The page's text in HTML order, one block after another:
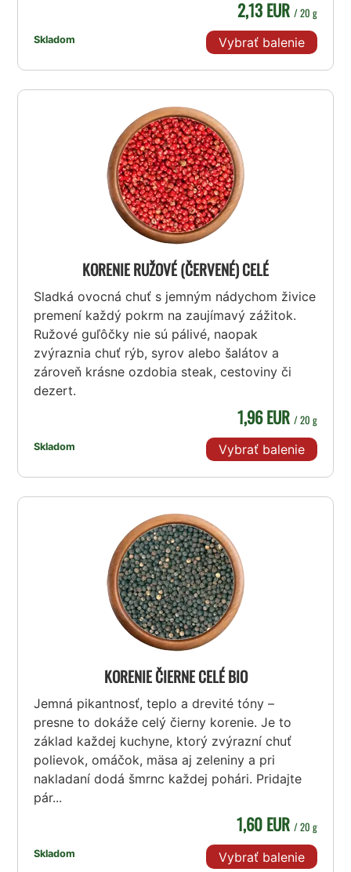
Skladom
2,13 EUR / 20 g
Vybrať balenie
KORENIE RUŽOVÉ (ČERVENÉ) CELÉ
Sladká ovocná chuť s jemným nádychom živice
premení každý pokrm na zaujímavý zážitok.
Ružové guľôčky nie sú pálivé, naopak
zvýraznia chuť rýb, syrov alebo šalátov a
zároveň krásne ozdobia steak, cestoviny či
dezert.
Skladom
1,96 EUR / 20 g
Vybrať balenie
KORENIE ČIERNE CELÉ BIO
Jemná pikantnosť, teplo a drevité tóny –
presne to dokáže celý čierny korenie. Je to
základ každej kuchyne, ktorý zvýrazní chuť
polievok, omáčok, mäsa aj zeleniny a pri
nakladaní dodá šmrnc každej pohári. Pridajte
pár...
Skladom
1,60 EUR / 20 g
Vybrať balenie